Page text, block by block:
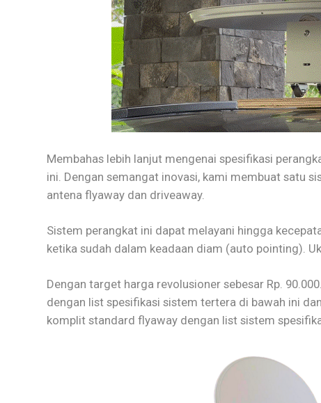
Membahas lebih lanjut mengenai spesifikasi
ini. Dengan semangat inovasi, kami membuat satu
antena flyaway dan driveaway.
Sistem perangkat ini dapat melayani hingga
ketika sudah dalam keadaan diam (auto pointing).
Dengan target harga revolusioner sebesar Rp.
dengan list spesifikasi sistem tertera di bawah ini
komplit standard flyaway dengan list sistem